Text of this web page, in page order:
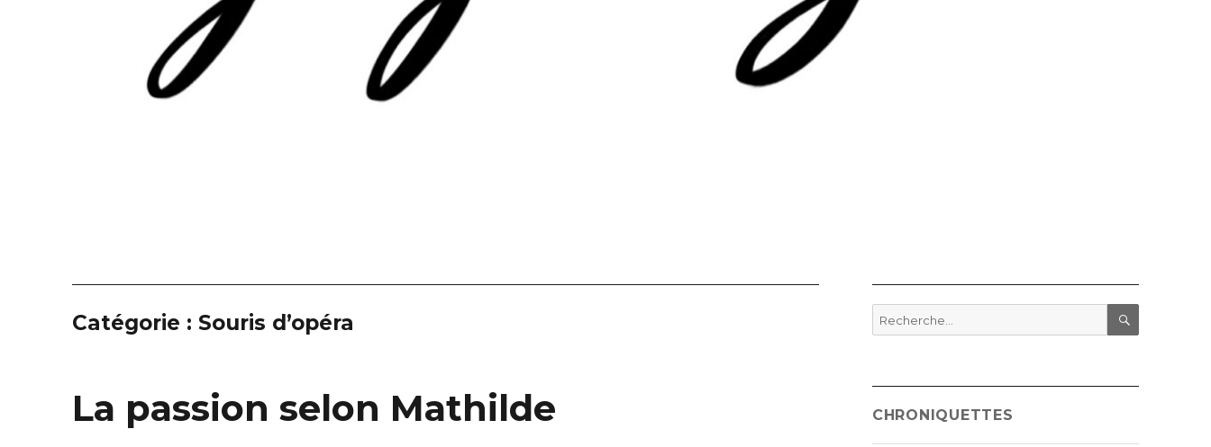
Catégorie : Souris d’opéra
La passion selon Mathilde
Recherche
pour
RECHERCHE
CHRONIQUETTES